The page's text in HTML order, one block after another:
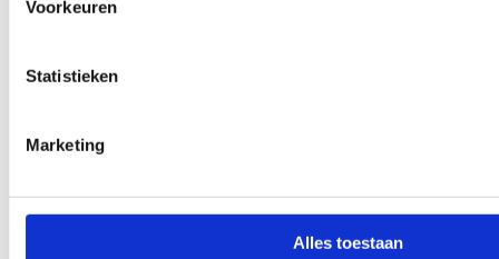
Voorkeuren
Statistieken
Marketing
Alles toestaan